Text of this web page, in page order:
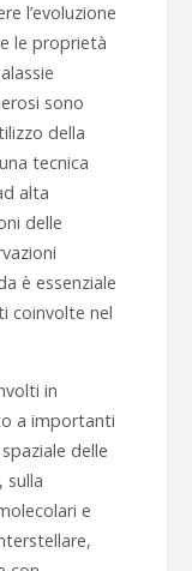
l’evoluzione
le proprietà
sono
della
tecnica
alta
delle
è essenziale
coinvolte nel
in
a importanti
delle
sulla
e